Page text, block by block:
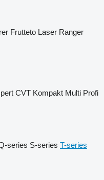
Frutteto Laser Ranger
CVT Kompakt Multi Profi
series S-series T-series